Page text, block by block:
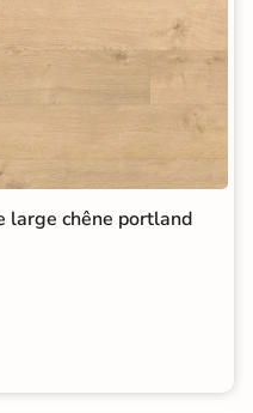
large chêne portland